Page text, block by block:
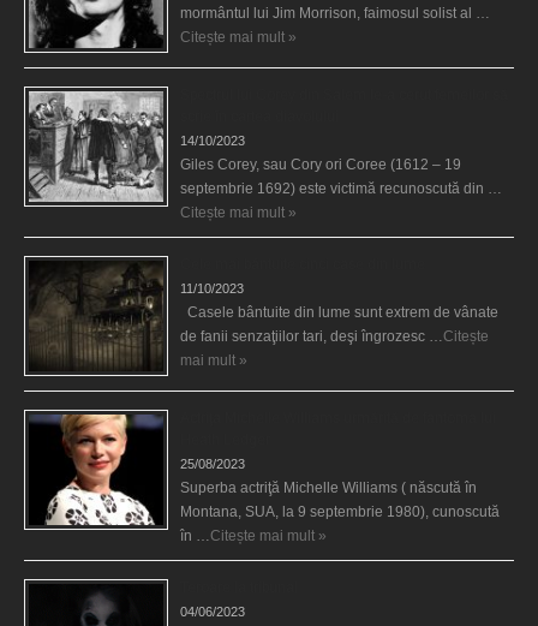
mormântul lui Jim Morrison, faimosul solist al …
Citește mai mult »
14/10/2023
Giles Corey, sau Cory ori Coree (1612 – 19
septembrie 1692) este victimă recunoscută din …
Citește mai mult »
11/10/2023
Casele bântuite din lume sunt extrem de vânate
de fanii senzaţiilor tari, deşi îngrozesc …Citește
mai mult »
25/08/2023
Superba actriţă Michelle Williams ( născută în
Montana, SUA, la 9 septembrie 1980), cunoscută
în …Citește mai mult »
04/06/2023